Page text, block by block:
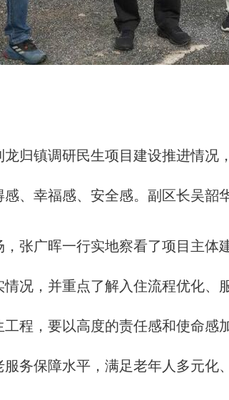
镇调研民生项目建设推进情况
、幸福感、安全感。副区长吴韶
广晖一行实地察看了项目主体
况，并重点了解入住流程优化
程，要以高度的责任感和使命
务保障水平，满足老年人多元化